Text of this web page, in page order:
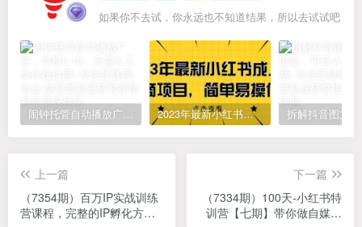
如果你不去试，你永远也不知道结果，所以去试试吧
闹钟托管自动播放广告，单机5-10，无需人工操作 2023年最新小红书成人电商项目，简单易操作【详细教程】
上一篇
（7354期）百万IP实战训练
营课程，完整的IP孵化方
下一篇
（7334期）100天-小红书特
训营【七期】带你做自媒体